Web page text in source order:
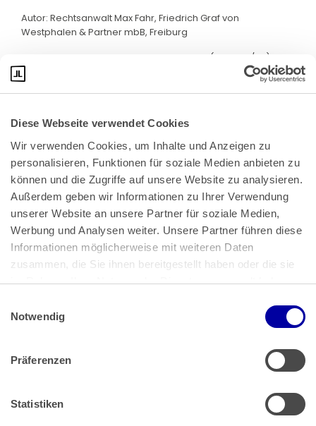
Diese Webseite verwendet Cookies
Wir verwenden Cookies, um Inhalte und Anzeigen zu
personalisieren, Funktionen für soziale Medien anbieten zu
können und die Zugriffe auf unsere Website zu analysieren.
Außerdem geben wir Informationen zu Ihrer Verwendung
unserer Website an unsere Partner für soziale Medien,
Werbung und Analysen weiter. Unsere Partner führen diese
Informationen möglicherweise mit weiteren Daten
zusammen, die Sie ihnen bereitgestellt haben oder die sie
im Rahmen Ihrer Nutzung der Dienste gesammelt haben.
Impressum
Notwendig
Präferenzen
Statistiken
Autor: Rechtsanwalt Max Fahr, Friedrich Graf von
Westphalen & Partner mbB, Freiburg
Quelle: LAG Sachsen, Urteil vom 17.3.2023 (4 Sa 133/22)
Bundeskanzlerplatz 2
53113 Bonn
Pressemitteilungen|AGB
Impressum|Datenschutz
Muster Widerrufsformular (PDF)